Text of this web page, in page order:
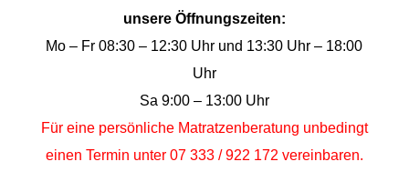
unsere Öffnungszeiten:
Mo – Fr 08:30 – 12:30 Uhr und 13:30 Uhr – 18:00
Uhr
Sa 9:00 – 13:00 Uhr
Für eine persönliche Matratzenberatung unbedingt
einen Termin unter 07 333 / 922 172 vereinbaren.